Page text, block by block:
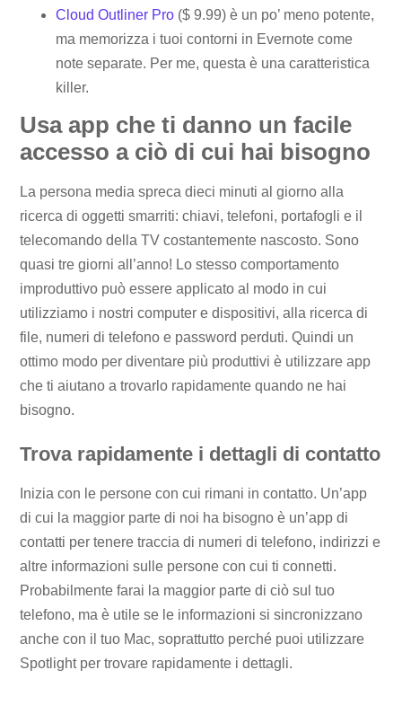
Cloud Outliner Pro ($ 9.99) è un po’ meno potente,
ma memorizza i tuoi contorni in Evernote come
note separate. Per me, questa è una caratteristica
killer.
Usa app che ti danno un facile
accesso a ciò di cui hai bisogno
La persona media spreca dieci minuti al giorno alla
ricerca di oggetti smarriti: chiavi, telefoni, portafogli e il
telecomando della TV costantemente nascosto. Sono
quasi tre giorni all’anno! Lo stesso comportamento
improduttivo può essere applicato al modo in cui
utilizziamo i nostri computer e dispositivi, alla ricerca di
file, numeri di telefono e password perduti. Quindi un
ottimo modo per diventare più produttivi è utilizzare app
che ti aiutano a trovarlo rapidamente quando ne hai
bisogno.
Trova rapidamente i dettagli di contatto
Inizia con le persone con cui rimani in contatto. Un’app
di cui la maggior parte di noi ha bisogno è un’app di
contatti per tenere traccia di numeri di telefono, indirizzi e
altre informazioni sulle persone con cui ti connetti.
Probabilmente farai la maggior parte di ciò sul tuo
telefono, ma è utile se le informazioni si sincronizzano
anche con il tuo Mac, soprattutto perché puoi utilizzare
Spotlight per trovare rapidamente i dettagli.